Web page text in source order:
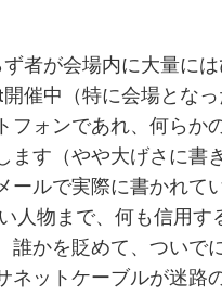
者が会場内に大量に
催中（特に会場とな
フォンであれ、何らか
ます（やや大げさに書
ールで実際に書かれて
人物まで、何も信用
誰かを貶めて、ついで
ネットケーブルが迷路